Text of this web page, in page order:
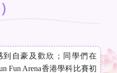
到自豪及歡欣；同學們在
Fun Arena香港學科比賽初